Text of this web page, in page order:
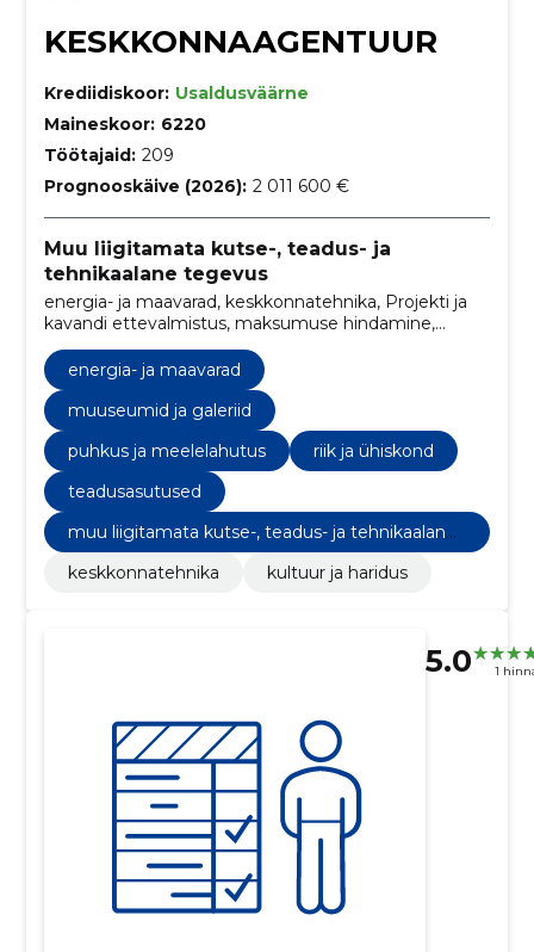
KESKKONNAAGENTUUR
Krediidiskoor: Usaldusväärne
Maineskoor: 6220
Töötajaid: 209
Prognooskäive (2026): 2 011 600 €
Muu liigitamata kutse-, teadus- ja
tehnikaalane tegevus
energia- ja maavarad, keskkonnatehnika, Projekti ja
kavandi ettevalmistus, maksumuse hindamine,
muuseumid ja galeriid, Magnetronid, Õhusaaste
seire- või mõõtmisteenused, teadusasutused,
Pealisrõivad, Veekindlad keebid, Pikad püksid
energia- ja maavarad
muuseumid ja galeriid
puhkus ja meelelahutus
riik ja ühiskond
teadusasutused
muu liigitamata kutse-, teadus- ja tehnikaalane
tegevus
keskkonnatehnika
kultuur ja haridus
5.0 1